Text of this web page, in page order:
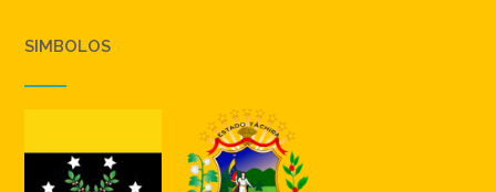
SIMBOLOS